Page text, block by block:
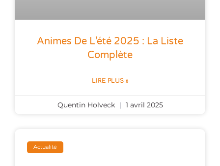
Animes De L’été 2025 : La Liste
Complète
LIRE PLUS »
Quentin Holveck 1 avril 2025
Actualité